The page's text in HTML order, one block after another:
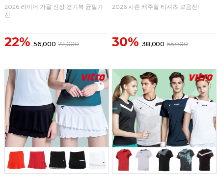
2026 라이더 가을 신상 경기복 균일가
전!
22% 56,000 72,000
2026 시즌 캐주얼 티셔츠 모음전!
30% 38,000 55,000